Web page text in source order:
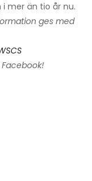
mer än tio år nu.
ges med